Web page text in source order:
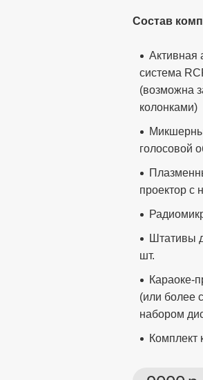
Состав
Активная
система
(возможна
колонками)
голосовой
проектор с
Штативы
шт.
Караоке-
(или более
набором
Комплект